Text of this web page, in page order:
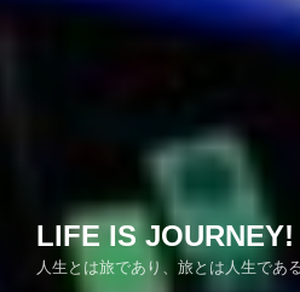
LIFE IS JOURNEY!
人生とは旅であり、旅とは人生である